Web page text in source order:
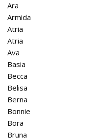
Ara
Armida
Atria
Atria
Ava
Basia
Becca
Belisa
Berna
Bonnie
Bora
Bruna